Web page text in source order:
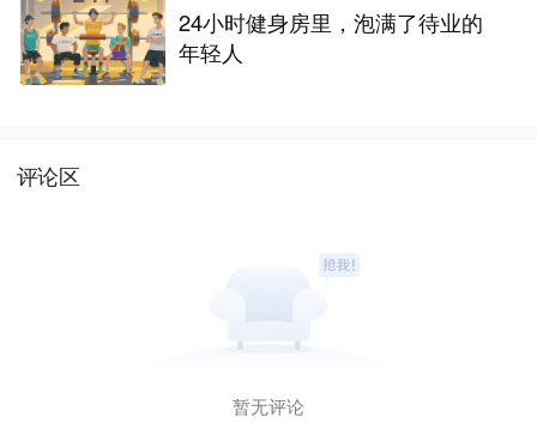
24小时健身房里，泡满了待业的
年轻人
评论区
暂无评论